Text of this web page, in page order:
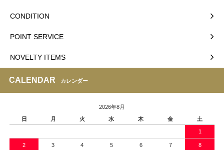
CONDITION
POINT SERVICE
NOVELTY ITEMS
CALENDAR カレンダー
2026年8月
日
月 火 水 木 金 土
1
2 3 4 5 6 7 8